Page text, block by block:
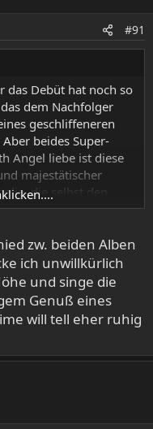
#91
das Debüt hat noch so
dem Nachfolger
geschliffeneren
beides Super-
Angel liebe ist diese
majestätischer
die selbst den
Schmelz verleiht,
zw. beiden Alben
ich unwillkürlich
und singe die
Genuß eines
will tell eher ruhig